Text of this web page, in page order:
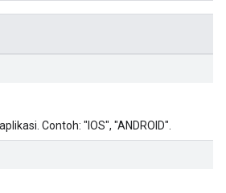
Contoh: "IOS", "ANDROID".